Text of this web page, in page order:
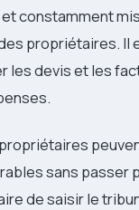
constamment
propriétaires.
les devis et les
sans passer
de saisir le